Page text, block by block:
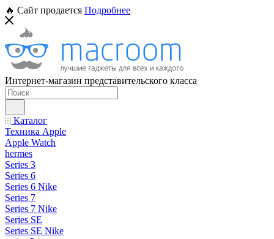
🔥 Сайт продается Подробнее
Интернет-магазин представительского класса
Каталог
Техника Apple
Apple Watch
hermes
Series 3
Series 6
Series 6 Nike
Series 7
Series 7 Nike
Series SE
Series SE Nike